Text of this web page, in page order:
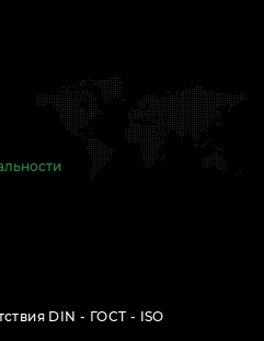
DIN - ГОСТ - ISO